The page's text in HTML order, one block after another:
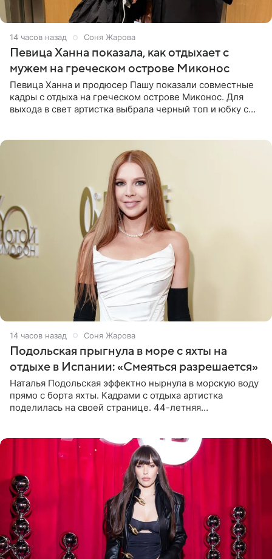
14 часов назад Соня Жарова
Певица Ханна показала, как отдыхает с
мужем на греческом острове Миконос
Певица Ханна и продюсер Пашу показали совместные
кадры с отдыха на греческом острове Миконос. Для
выхода в свет артистка выбрала черный топ и юбку с
14 часов назад Соня Жарова
Подольская прыгнула в море с яхты на
отдыхе в Испании: «Смеяться разрешается»
Наталья Подольская эффектно нырнула в морскую воду
прямо с борта яхты. Кадрами с отдыха артистка
поделилась на своей странице. 44-летняя